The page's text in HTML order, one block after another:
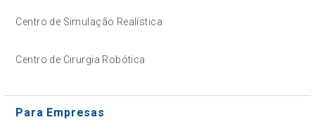
Centro de Simulação Realística
Centro de Cirurgia Robótica
Para Empresas